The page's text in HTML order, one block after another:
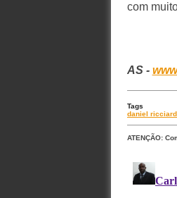
com
AS -
Tags
daniel
ATENÇÃO: